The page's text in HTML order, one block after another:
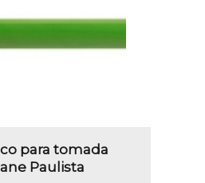
para tomada
Paulista